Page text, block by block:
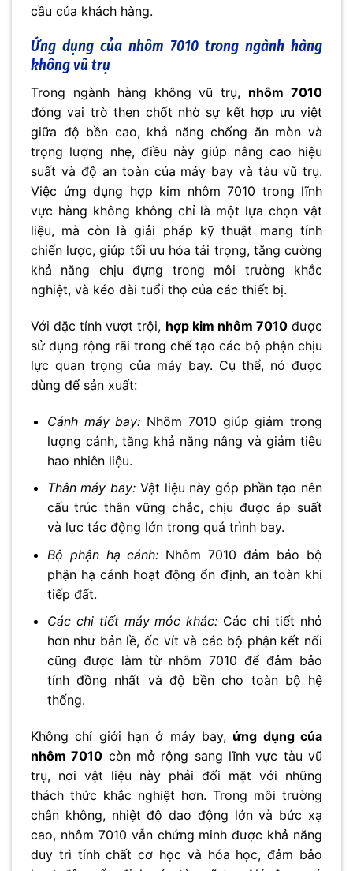
cầu của khách hàng.
Ứng dụng của nhôm 7010 trong ngành hàng
không vũ trụ
Trong ngành hàng không vũ trụ, nhôm 7010
đóng vai trò then chốt nhờ sự kết hợp ưu việt
giữa độ bền cao, khả năng chống ăn mòn và
trọng lượng nhẹ, điều này giúp nâng cao hiệu
suất và độ an toàn của máy bay và tàu vũ trụ.
Việc ứng dụng hợp kim nhôm 7010 trong lĩnh
vực hàng không không chỉ là một lựa chọn vật
liệu, mà còn là giải pháp kỹ thuật mang tính
chiến lược, giúp tối ưu hóa tải trọng, tăng cường
khả năng chịu đựng trong môi trường khắc
nghiệt, và kéo dài tuổi thọ của các thiết bị.
Với đặc tính vượt trội, hợp kim nhôm 7010được
sử dụng rộng rãi trong chế tạo các bộ phận chịu
lực quan trọng của máy bay. Cụ thể, nó được
dùng để sản xuất:
Cánh máy bay: Nhôm 7010 giúp giảm trọng
lượng cánh, tăng khả năng nâng và giảm tiêu
hao nhiên liệu.
Thân máy bay: Vật liệu này góp phần tạo nên
cấu trúc thân vững chắc, chịu được áp suất
và lực tác động lớn trong quá trình bay.
Bộ phận hạ cánh: Nhôm 7010 đảm bảo bộ
phận hạ cánh hoạt động ổn định, an toàn khi
tiếp đất.
Các chi tiết máy móc khác: Các chi tiết nhỏ
hơn như bản lề, ốc vít và các bộ phận kết nối
cũng được làm từ nhôm 7010 để đảm bảo
tính đồng nhất và độ bền cho toàn bộ hệ
thống.
Không chỉ giới hạn ở máy bay, ứng dụng của
nhôm 7010 còn mở rộng sang lĩnh vực tàu vũ
trụ, nơi vật liệu này phải đối mặt với những
thách thức khắc nghiệt hơn. Trong môi trường
chân không, nhiệt độ dao động lớn và bức xạ
cao, nhôm 7010 vẫn chứng minh được khả năng
duy trì tính chất cơ học và hóa học, đảm bảo